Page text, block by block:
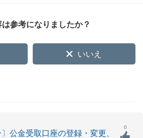
は参考になりましたか？
いいえ
〕公金受取口座の登録・変更、
0